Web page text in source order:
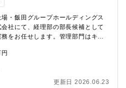
規模の子会社であり非上場の中小
を経験できます。また、親会社の
務を通して、会計・税務・労務・
門部門と連携しながら対応方針を
にて業務を遂行していただき、同
は部内で研修を行いますし、業務
研修講座を利用して、実施していま
場・飯田グループホールディングス
社にて、経理部の部長候補として
をお任せします。管理部門はキャ
部（財務課・経理課・関係会社管理
り、以下業務をお任せします。■
月次決算・四半期決算・年次決算
グループHD）へのレポーティングパ
更新日 2026.06.23